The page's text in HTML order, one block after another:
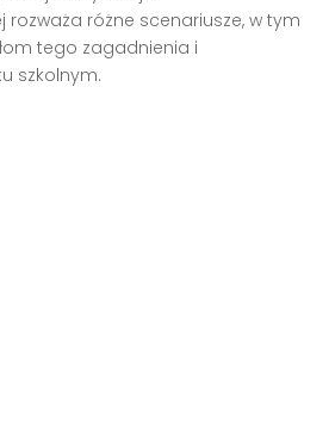
różne scenariusze, w tym
tego zagadnienia i
szkolnym.